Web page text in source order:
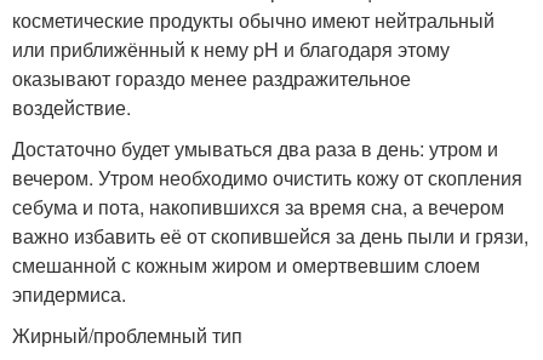
косметические продукты обычно имеют нейтральный
или приближённый к нему pH и благодаря этому
оказывают гораздо менее раздражительное
воздействие.
Достаточно будет умываться два раза в день: утром и
вечером. Утром необходимо очистить кожу от скопления
себума и пота, накопившихся за время сна, а вечером
важно избавить её от скопившейся за день пыли и грязи,
смешанной с кожным жиром и омертвевшим слоем
эпидермиса.
Жирный/проблемный тип